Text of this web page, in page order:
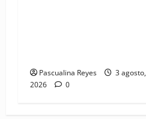
Pascualina Reyes
3 agosto,
2026
0